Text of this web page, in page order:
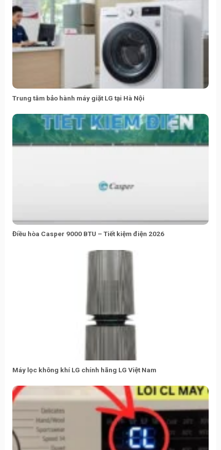
Trung tâm bảo hành máy giặt LG tại Hà Nội
Điều hòa Casper 9000 BTU – Tiết kiệm điện 2026
Máy lọc không khí LG chính hãng LG Việt Nam